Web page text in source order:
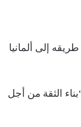
في طريقه إلى ألمانيا
تحت شعار “بناء الثقة من أجل